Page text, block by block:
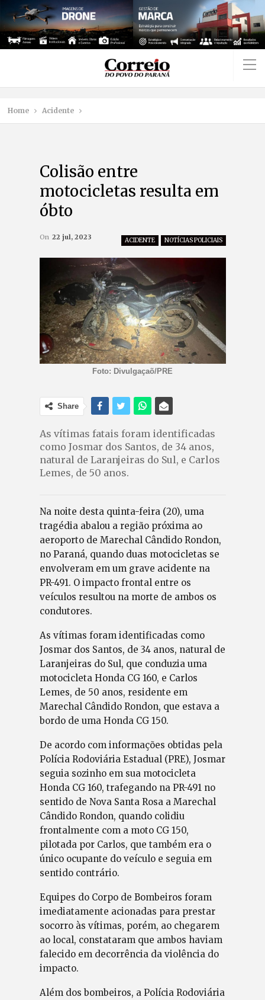
Home Acidente
Colisão entre
motocicletas resulta em
óbto
ACIDENTE NOTÍCIAS POLICIAIS
On 22 jul, 2023
Foto: Divulgaçaõ/PRE
Share
As vítimas fatais foram identificadas
como Josmar dos Santos, de 34 anos,
natural de Laranjeiras do Sul, e Carlos
Lemes, de 50 anos.
Na noite desta quinta-feira (20), uma
tragédia abalou a região próxima ao
aeroporto de Marechal Cândido Rondon,
no Paraná, quando duas motocicletas se
envolveram em um grave acidente na
PR-491. O impacto frontal entre os
veículos resultou na morte de ambos os
condutores.
As vítimas foram identificadas como
Josmar dos Santos, de 34 anos, natural de
Laranjeiras do Sul, que conduzia uma
motocicleta Honda CG 160, e Carlos
Lemes, de 50 anos, residente em
Marechal Cândido Rondon, que estava a
bordo de uma Honda CG 150.
De acordo com informações obtidas pela
Polícia Rodoviária Estadual (PRE), Josmar
seguia sozinho em sua motocicleta
Honda CG 160, trafegando na PR-491 no
sentido de Nova Santa Rosa a Marechal
Cândido Rondon, quando colidiu
frontalmente com a moto CG 150,
pilotada por Carlos, que também era o
único ocupante do veículo e seguia em
sentido contrário.
Equipes do Corpo de Bombeiros foram
imediatamente acionadas para prestar
socorro às vítimas, porém, ao chegarem
ao local, constataram que ambos haviam
falecido em decorrência da violência do
impacto.
Além dos bombeiros, a Polícia Rodoviária